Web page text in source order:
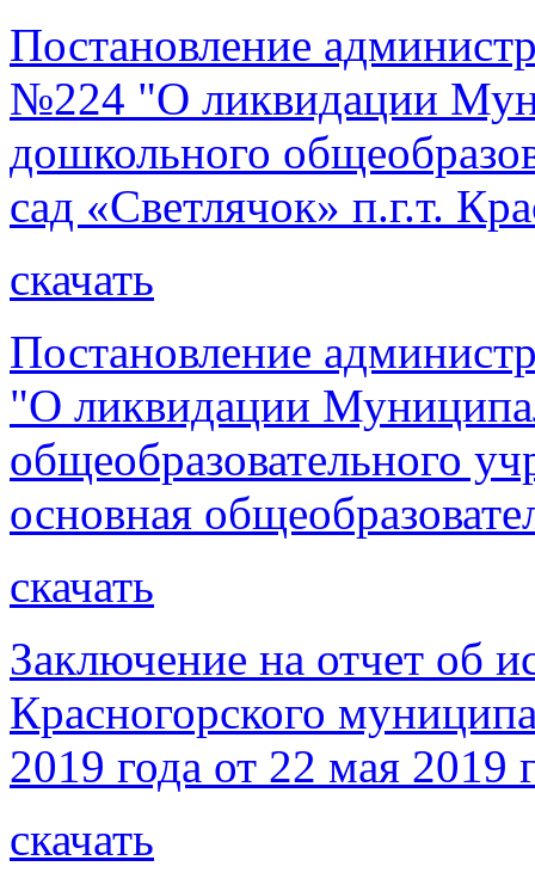
Постановление
№224 "О ликвидации
дошкольного
сад «Светлячок» п.г.т.
скачать
Постановление
"О ликвидации
общеобразовательного
основная
скачать
Заключение на отчет об
Красногорского
2019 года от 22 мая 2019
скачать